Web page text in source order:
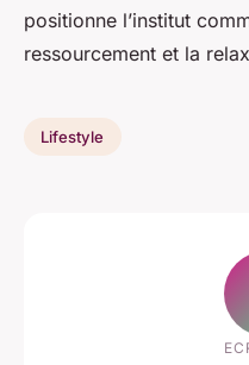
positionne l’institut
ressourcement et la
Lifestyle